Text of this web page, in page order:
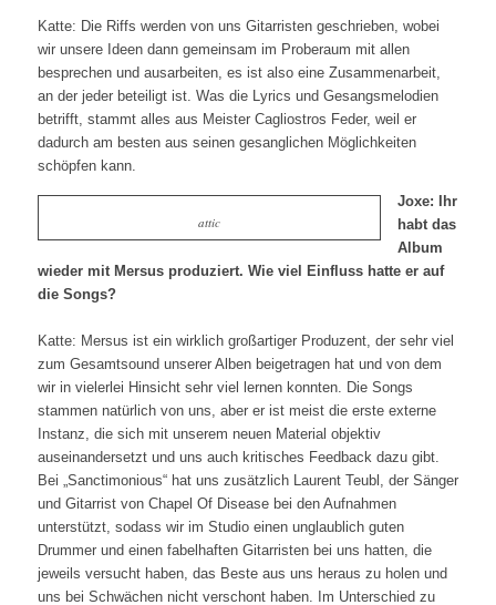
Katte: Die Riffs werden von uns Gitarristen geschrieben, wobei
wir unsere Ideen dann gemeinsam im Proberaum mit allen
besprechen und ausarbeiten, es ist also eine Zusammenarbeit,
an der jeder beteiligt ist. Was die Lyrics und Gesangsmelodien
betrifft, stammt alles aus Meister Cagliostros Feder, weil er
dadurch am besten aus seinen gesanglichen Möglichkeiten
schöpfen kann.
attic
Joxe: Ihr
habt das
Album
wieder mit Mersus produziert. Wie viel Einfluss hatte er auf
die Songs?
Katte: Mersus ist ein wirklich großartiger Produzent, der sehr viel
zum Gesamtsound unserer Alben beigetragen hat und von dem
wir in vielerlei Hinsicht sehr viel lernen konnten. Die Songs
stammen natürlich von uns, aber er ist meist die erste externe
Instanz, die sich mit unserem neuen Material objektiv
auseinandersetzt und uns auch kritisches Feedback dazu gibt.
Bei „Sanctimonious“ hat uns zusätzlich Laurent Teubl, der Sänger
und Gitarrist von Chapel Of Disease bei den Aufnahmen
unterstützt, sodass wir im Studio einen unglaublich guten
Drummer und einen fabelhaften Gitarristen bei uns hatten, die
jeweils versucht haben, das Beste aus uns heraus zu holen und
uns bei Schwächen nicht verschont haben. Im Unterschied zu